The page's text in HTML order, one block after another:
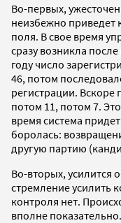
Во-первых,
неизбежно приведет
поля. В свое время
сразу возникла
году число
46, потом
регистрации. Вскоре
потом 11, потом 7.
время система
боролась:
другую партию
Во-вторых, усилится
стремление усилить
контроля нет.
вполне показательно.